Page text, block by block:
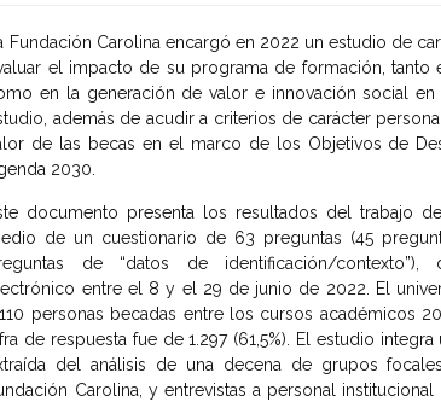
Fundación Carolina encargó en 2022 un estudio de
el impacto de su programa de formación, tanto
en la generación de valor e innovación social
además de acudir a criterios de carácter
de las becas en el marco de los Objetivos de
2030.
documento presenta los resultados del trabajo
de un cuestionario de 63 preguntas (45
de “datos de identificación/
entre el 8 y el 29 de junio de 2022. El
personas becadas entre los cursos académicos
de respuesta fue de 1.297 (61,5%). El estudio
del análisis de una decena de grupos
Carolina, y entrevistas a personal